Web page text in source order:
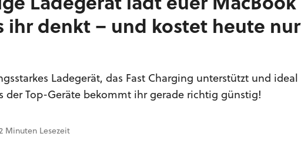
ihr denkt – und kostet heute nur
Ladegerät, das Fast Charging unterstützt und ideal
der Top-Geräte bekommt ihr gerade richtig günstig!
Minuten Lesezeit